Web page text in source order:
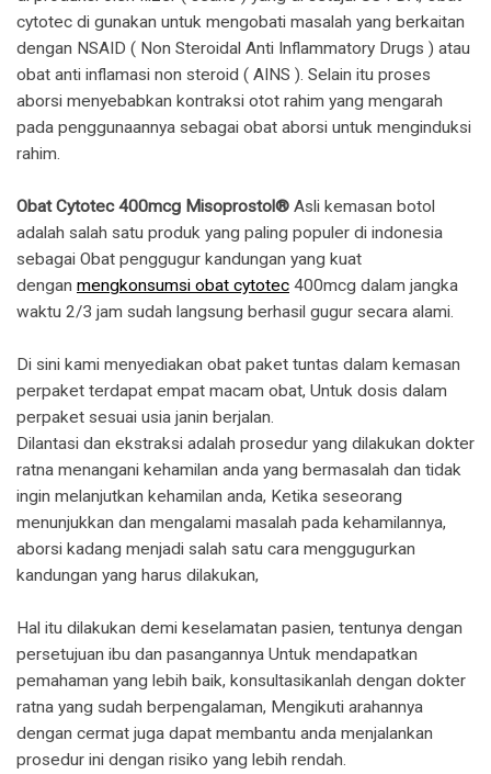
cytotec di gunakan untuk mengobati masalah yang berkaitan
dengan NSAID ( Non Steroidal Anti Inflammatory Drugs ) atau
obat anti inflamasi non steroid ( AINS ). Selain itu proses
aborsi menyebabkan kontraksi otot rahim yang mengarah
pada penggunaannya sebagai obat aborsi untuk menginduksi
rahim.
Obat Cytotec 400mcg Misoprostol® Asli kemasan botol
adalah salah satu produk yang paling populer di indonesia
sebagai Obat penggugur kandungan yang kuat
dengan mengkonsumsi obat cytotec 400mcg dalam jangka
waktu 2/3 jam sudah langsung berhasil gugur secara alami.
Di sini kami menyediakan obat paket tuntas dalam kemasan
perpaket terdapat empat macam obat, Untuk dosis dalam
perpaket sesuai usia janin berjalan.
Dilantasi dan ekstraksi adalah prosedur yang dilakukan dokter
ratna menangani kehamilan anda yang bermasalah dan tidak
ingin melanjutkan kehamilan anda, Ketika seseorang
menunjukkan dan mengalami masalah pada kehamilannya,
aborsi kadang menjadi salah satu cara menggugurkan
kandungan yang harus dilakukan,
Hal itu dilakukan demi keselamatan pasien, tentunya dengan
persetujuan ibu dan pasangannya Untuk mendapatkan
pemahaman yang lebih baik, konsultasikanlah dengan dokter
ratna yang sudah berpengalaman, Mengikuti arahannya
dengan cermat juga dapat membantu anda menjalankan
prosedur ini dengan risiko yang lebih rendah.